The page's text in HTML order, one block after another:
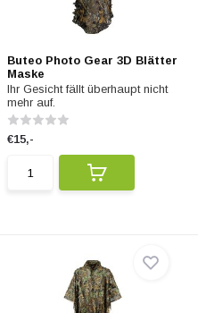
Buteo Photo Gear 3D Blätter
Maske
Ihr Gesicht fällt überhaupt nicht
mehr auf.
€15,-